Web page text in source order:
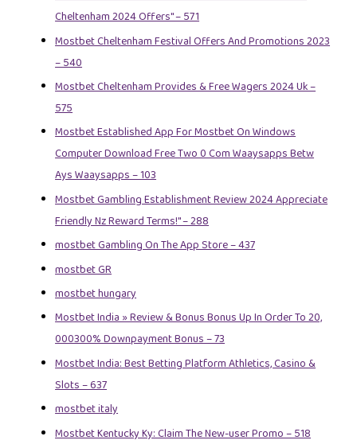
Cheltenham 2024 Offers" – 571
Mostbet Cheltenham Festival Offers And Promotions 2023
– 540
Mostbet Cheltenham Provides & Free Wagers 2024 Uk –
575
Mostbet Established App For Mostbet On Windows
Computer Download Free Two 0 Com Waaysapps Betw
Ays Waaysapps – 103
Mostbet Gambling Establishment Review 2024 Appreciate
Friendly Nz Reward Terms!" – 288
‎mostbet Gambling On The App Store – 437
mostbet GR
mostbet hungary
Mostbet India » Review & Bonus Bonus Up In Order To 20,
000300% Downpayment Bonus – 73
Mostbet India: Best Betting Platform Athletics, Casino &
Slots – 637
mostbet italy
Mostbet Kentucky Ky: Claim The New-user Promo – 518